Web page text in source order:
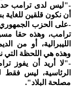
-"ليس لدى ترامب
أن نكون قلقين
-على الحزب
ترامب، وهذه حقا
الليبرالية، أو من
وهذه هي اللحظة التي
-"لا أريد أن يفوز
الرئاسية، ليس
مصلحة البلاد".